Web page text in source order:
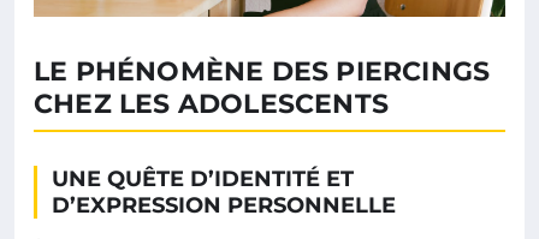
LE PHÉNOMÈNE DES PIERCINGS
CHEZ LES ADOLESCENTS
UNE QUÊTE D’IDENTITÉ ET
D’EXPRESSION PERSONNELLE